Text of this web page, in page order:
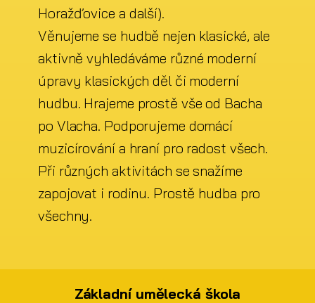
Horažďovice a další).
Věnujeme se hudbě nejen klasické, ale
aktivně vyhledáváme různé moderní
úpravy klasických děl či moderní
hudbu. Hrajeme prostě vše od Bacha
po Vlacha. Podporujeme domácí
muzicírování a hraní pro radost všech.
Při různých aktivitách se snažíme
zapojovat i rodinu. Prostě hudba pro
všechny.
Základní umělecká škola